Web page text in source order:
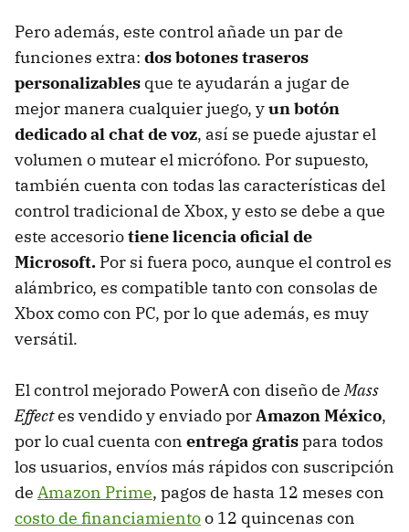
Pero además, este control añade un par de
funciones extra: dos botones traseros
personalizables que te ayudarán a jugar de
mejor manera cualquier juego, yun botón
dedicado al chat de voz, así se puede ajustar el
volumen o mutear el micrófono. Por supuesto,
también cuenta con todas las características del
control tradicional de Xbox, y esto se debe a que
este accesoriotiene licencia oficial de
Microsoft. Por si fuera poco, aunque el control es
alámbrico, es compatible tanto con consolas de
Xbox como con PC, por lo que además, es muy
versátil.
El control mejorado PowerA con diseño deMass
Effectes vendido y enviado porAmazon México,
por lo cual cuenta con entrega gratispara todos
los usuarios, envíos más rápidos con suscripción
de Amazon Prime, pagos de hasta 12 meses con
costo de financiamientoo 12 quincenas con